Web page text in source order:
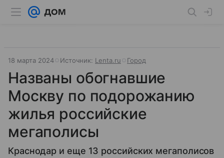
18 марта 2024 Источник: Lenta.ru Город
Названы обогнавшие
Москву по подорожанию
жилья российские
мегаполисы
Краснодар и еще 13 российских мегаполисов